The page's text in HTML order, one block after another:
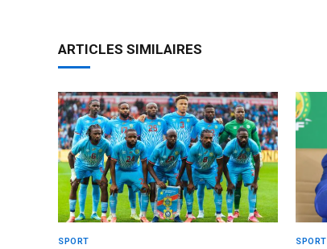
ARTICLES SIMILAIRES
SPORT SPORT